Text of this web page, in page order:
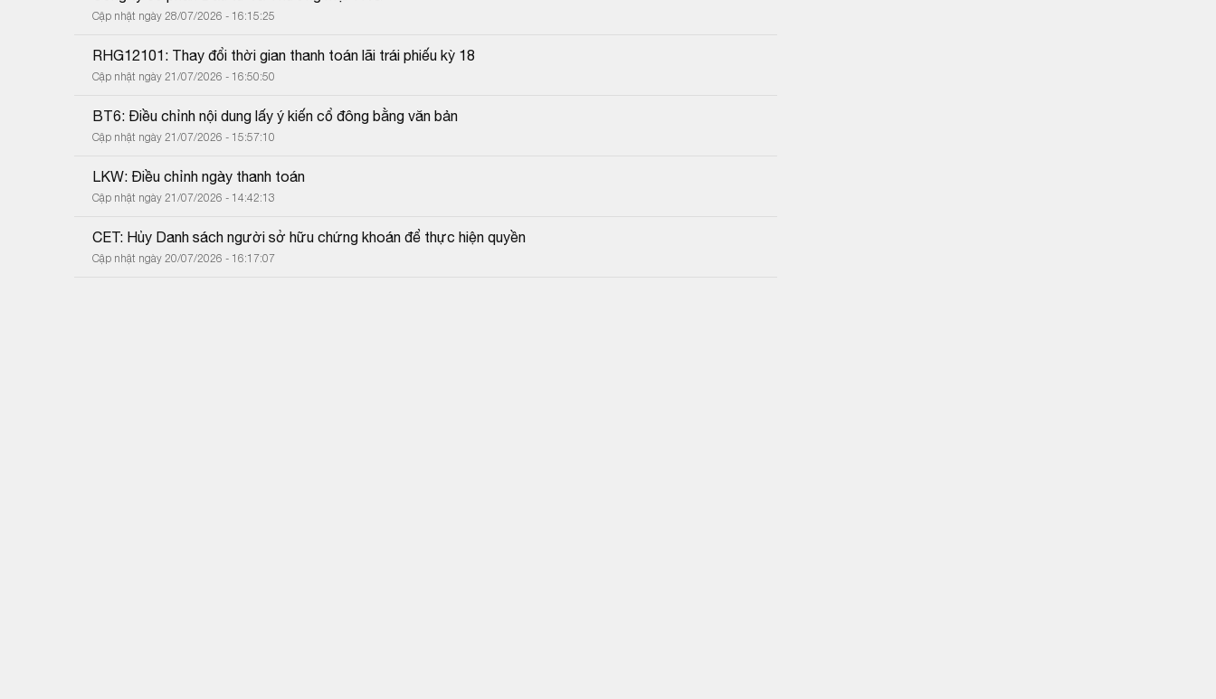
Cập nhật ngày 28/07/2026 - 16:15:25
RHG12101: Thay đổi thời gian thanh toán lãi trái phiếu kỳ 18
Cập nhật ngày 21/07/2026 - 16:50:50
BT6: Điều chỉnh nội dung lấy ý kiến cổ đông bằng văn bản
Cập nhật ngày 21/07/2026 - 15:57:10
LKW: Điều chỉnh ngày thanh toán
Cập nhật ngày 21/07/2026 - 14:42:13
CET: Hủy Danh sách người sở hữu chứng khoán để thực hiện quyền
Cập nhật ngày 20/07/2026 - 16:17:07